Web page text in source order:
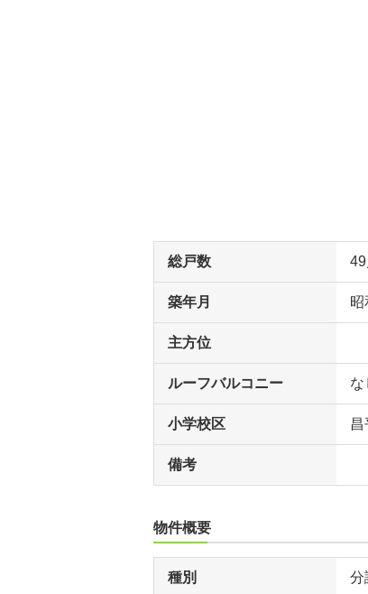
総戸数
築年月 昭
主方位
ルーフバルコニー な
小学校区
備考
物件概要
種別 分